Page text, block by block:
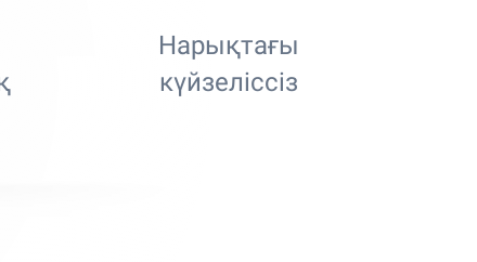
Нарықтағы
күйзеліссіз